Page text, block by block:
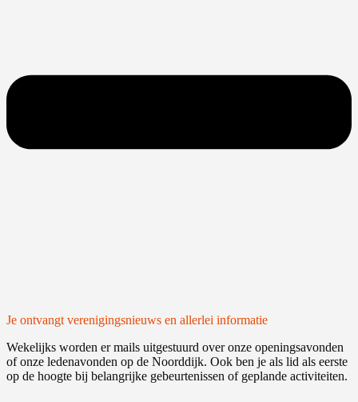
Je ontvangt verenigingsnieuws en allerlei informatie
Wekelijks worden er mails uitgestuurd over onze openingsavonden
of onze ledenavonden op de Noorddijk. Ook ben je als lid als eerste
op de hoogte bij belangrijke gebeurtenissen of geplande activiteiten.